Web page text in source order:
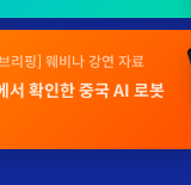
리핑] 웨비나 강연 자료
서 확인한 중국 AI 로봇